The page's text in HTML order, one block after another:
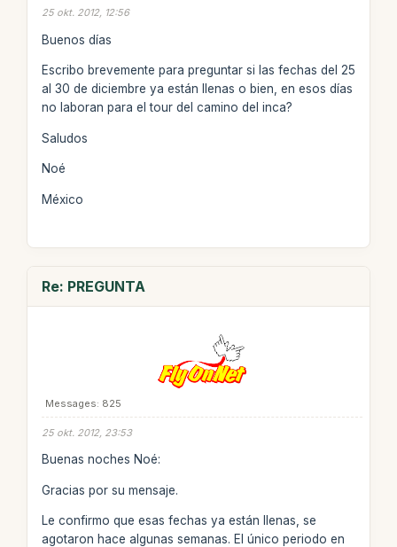
25 okt. 2012, 12:56
Buenos días
Escribo brevemente para preguntar si las fechas del 25
al 30 de diciembre ya están llenas o bien, en esos días
no laboran para el tour del camino del inca?
Saludos
Noé
México
Re: PREGUNTA
Messages: 825
25 okt. 2012, 23:53
Buenas noches Noé:
Gracias por su mensaje.
Le confirmo que esas fechas ya están llenas, se
agotaron hace algunas semanas. El único periodo en